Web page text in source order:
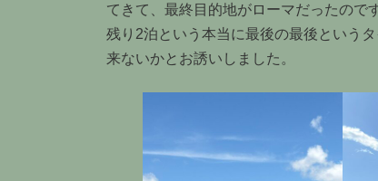
てきて、最終目的地がローマだったのです
残り2泊という本当に最後の最後という
来ないかとお誘いしました。